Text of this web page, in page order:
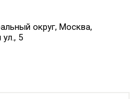
округ, Москва,
5